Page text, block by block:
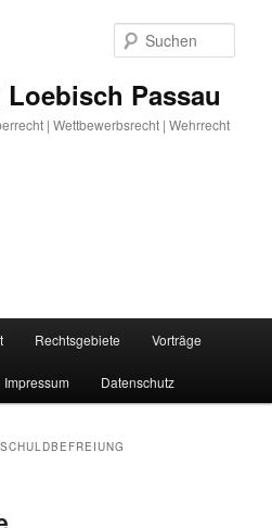
Passau
| Wettbewerbsrecht | Wehrrecht
Rechtsgebiete Vorträge
Impressum Datenschutz